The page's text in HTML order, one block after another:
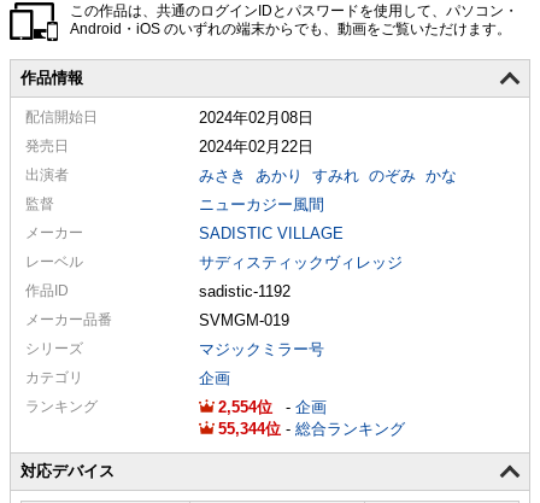
この作品は、共通のログインIDとパスワードを使用して、パソコン・
Android・iOS のいずれの端末からでも、動画をご覧いただけます。
作品情報
配信開始日 2024年02月08日
発売日 2024年02月22日
出演者 みさき あかり すみれ のぞみ かな
監督 ニューカジー風間
メーカー SADISTIC VILLAGE
レーベル サディスティックヴィレッジ
作品ID sadistic-1192
メーカー品番 SVMGM-019
シリーズ マジックミラー号
カテゴリ 企画
ランキング 2,554 - 企画
55,344
- 総合ランキング
対応デバイス